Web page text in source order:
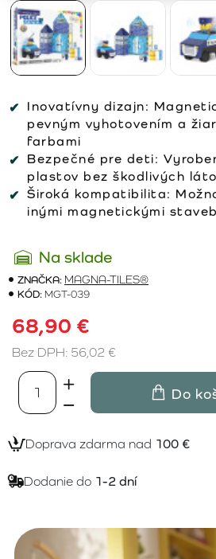
Inovatívny dizajn:
pevným vyhotovením a
farbami
Bezpečné pre deti:
plastov bez škodlivých
Široká kompatibilita:
inými magnetickými
Na sklade
ZNAČKA: MAGNA-TILES®
KÓD: MGT-039
68,90 €
Bez DPH: 56,02 €
Do
Doprava zdarma nad 100 €
Dodanie do 1-2 dní